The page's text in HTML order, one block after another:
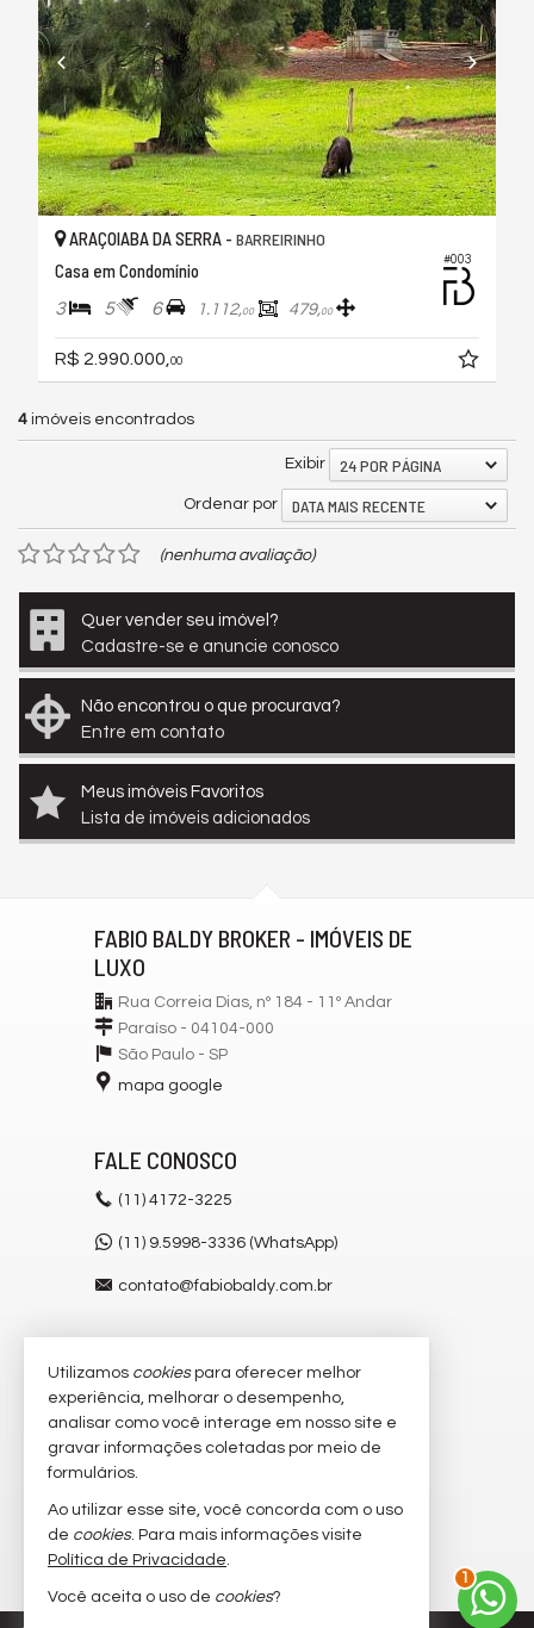
#003
ARAÇOIABA DA SERRA - BARREIRINHO
Casa em Condomínio
3 5 6 1.112,00 479,00
R$ 2.990.000,00
4 imóveis encontrados
Exibir 24 POR PÁGINA
Ordenar por DATA MAIS RECENTE
(nenhuma avaliação)
Quer vender seu imóvel?
Cadastre-se e anuncie conosco
Não encontrou o que procurava?
Entre em contato
Meus imóveis Favoritos
Lista de imóveis adicionados
FABIO BALDY BROKER - IMÓVEIS DE
LUXO
Rua Correia Dias, nº 184 - 11º Andar
Paraíso - 04104-000
São Paulo - SP
mapa google
FALE CONOSCO
(11) 4172-3225
(11) 9.5998-3336 (WhatsApp)
contato@fabiobaldy.com.br
VEJA MAIS
receba nosso newsletter
imóveis favoritos
mapa de imóveis
Utilizamos cookiespara oferecer melhor
experiência, melhorar o desempenho,
analisar como você interage em nosso site e
gravar informações coletadas por meio de
formulários.
Ao utilizar esse site, você concorda com o uso
de cookies. Para mais informações visite
Política de Privacidade.
Você aceita o uso de cookies?